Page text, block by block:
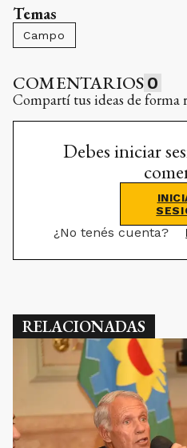
Temas
Campo
COMENTARIOS 0
Compartí tus ideas de forma
Debes iniciar
¿No tenés cuenta?
RELACIONADAS